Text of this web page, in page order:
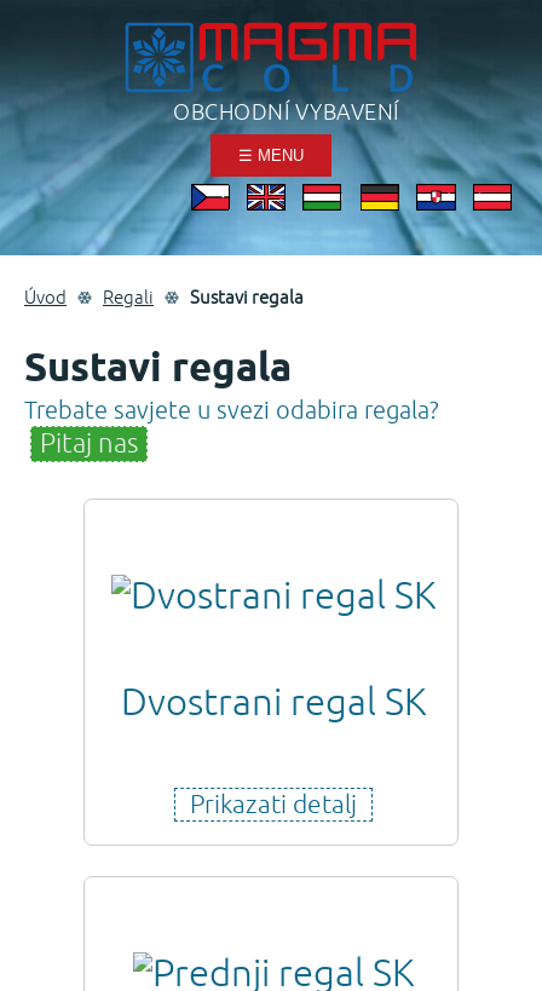
OBCHODNÍ VYBAVENÍ
☰ MENU
Úvod Regali Sustavi regala
Sustavi regala
Trebate savjete u svezi odabira regala?
Pitaj nas
Dvostrani regal SK
Prikazati detalj